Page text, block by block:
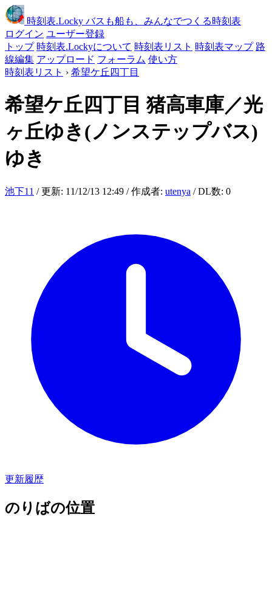
時刻表.Locky バスも船も、みんなでつくる時刻表
ログイン ユーザー登録
トップ 時刻表.Lockyについて 時刻表リスト 時刻表マップ 路
線編集 アップロード フォーラム 使い方
時刻表リスト › 希望ケ丘四丁目
希望ケ丘四丁目 猪高車庫／光
ヶ丘ゆき(ノンステップバス)
ゆき
池下11 / 更新: 11/12/13 12:49 / 作成者: utenya / DL数: 0
更新履歴
のりばの位置